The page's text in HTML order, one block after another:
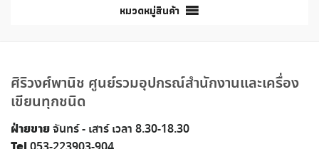
หมวดหมู่สินค้า
ศิริวงศ์พานิช ศูนย์รวมอุปกรณ์สำนักงานและเครื่อง
เขียนทุกชนิด
ฝ่ายขายจันทร์ - เสาร์ เวลา 8.30-18.30